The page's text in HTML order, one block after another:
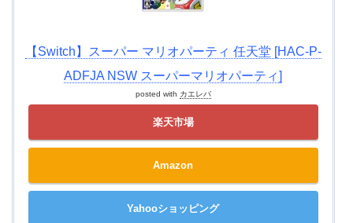
【Switch】スーパー マリオパーティ 任天堂 [HAC-P-
ADFJA NSW スーパーマリオパーティ]
posted with カエレバ
楽天市場
Amazon
Yahooショッピング